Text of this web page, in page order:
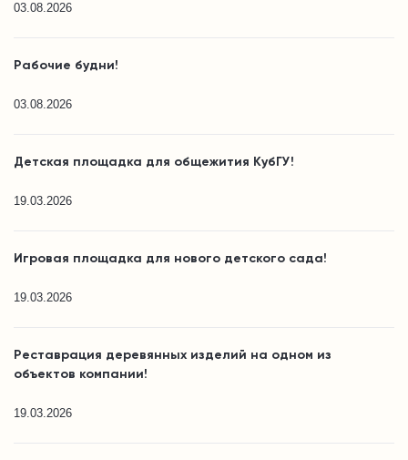
03.08.2026
Рабочие будни!
03.08.2026
Детская площадка для общежития КубГУ!
19.03.2026
Игровая площадка для нового детского сада!
19.03.2026
Реставрация деревянных изделий на одном из
объектов компании!
19.03.2026